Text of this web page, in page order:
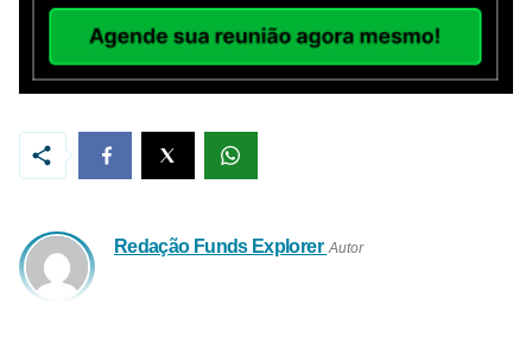
Redação Funds Explorer Autor